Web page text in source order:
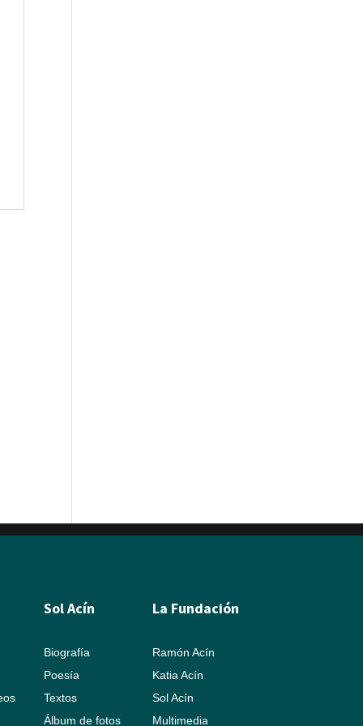
Sol Acín
Biografía
Poesía
Textos
Álbum de fotos
La Fundación
Ramón Acín
Katia Acín
Sol Acín
Multimedia